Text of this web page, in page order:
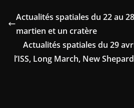
Actualités spatiales du 22 au
martien et un cratère
Actualités spatiales du 29
l’ISS, Long March, New